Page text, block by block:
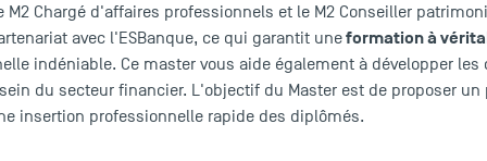
M2 Chargé d'affaires professionnels et le M2 Conseiller
avec l'ESBanque, ce qui garantit uneformation à
indéniable. Ce master vous aide également à développer
du secteur financier. L'objectif du Master est de proposer
insertion professionnelle rapide des diplômés.